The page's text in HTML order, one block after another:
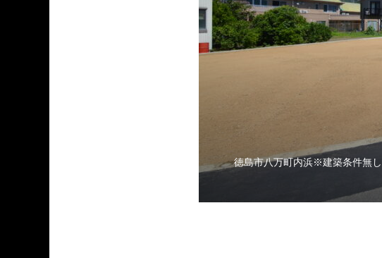
徳島市八万町内浜※建築条件無し